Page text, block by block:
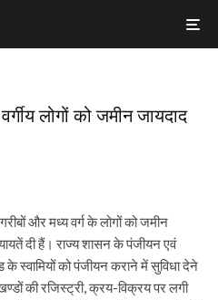
लोगों को जमीन जायदाद
और मध्य वर्ग के लोगों को जमीन
दी हैं। राज्य शासन के पंजीयन एवं
स्वामियों को पंजीयन कराने में सुविधा देने
की रजिस्ट्री, क्रय-विक्रय पर लगी